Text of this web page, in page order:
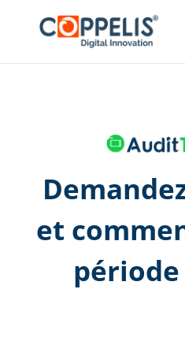
et
période